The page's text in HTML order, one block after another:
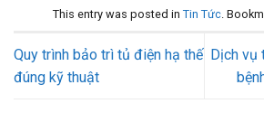
This entry was posted in Tin Tức .
Quy trình bảo trì tủ điện hạ thế
đúng kỹ thuật
Dịch vụ